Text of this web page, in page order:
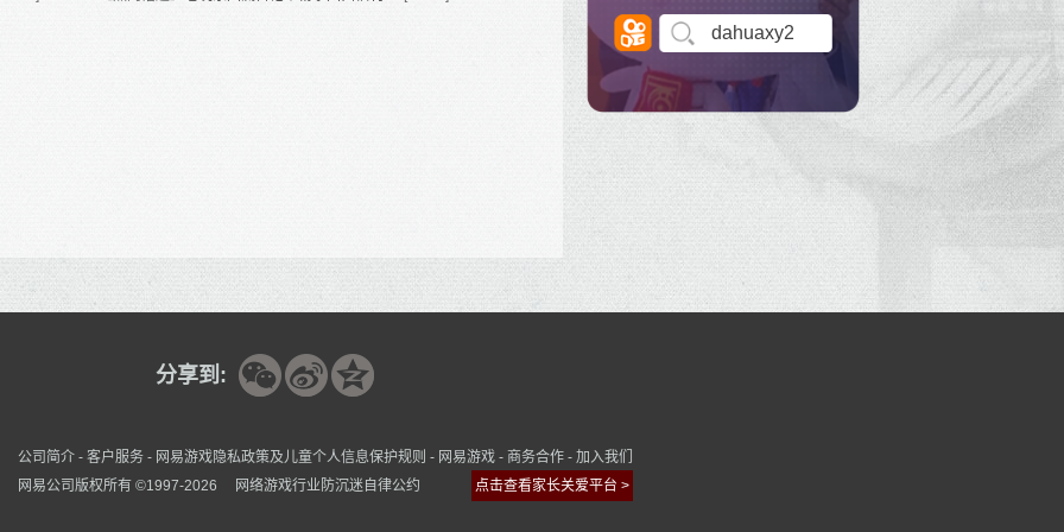
dahuaxy2
分享到: 
公司简介 - 客户服务 - 网易游戏隐私政策及儿童个人信息保护规则 - 网易游戏 - 商务合作 - 加入我们
网易公司版权所有 ©1997-2026
点击查看家长关爱平台 >
网络游戏行业防沉迷自律公约